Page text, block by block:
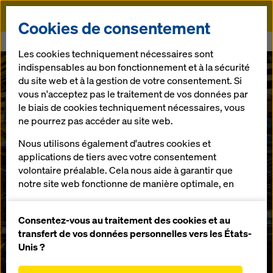
Doka
Cookies de consentement
Les cookies techniquement nécessaires sont
indispensables au bon fonctionnement et à la sécurité
du site web et à la gestion de votre consentement. Si
vous n'acceptez pas le traitement de vos données par
le biais de cookies techniquement nécessaires, vous
ne pourrez pas accéder au site web.
Nous utilisons également d'autres cookies et
applications de tiers avec votre consentement
volontaire préalable. Cela nous aide à garantir que
notre site web fonctionne de manière optimale, en
améliorer en permanence la fonctionnalité de
notre site web (cookies fonctionnels et
statistiques),
Consentez-vous au traitement des cookies et au
transfert de vos données personnelles vers les États-
Unis ?